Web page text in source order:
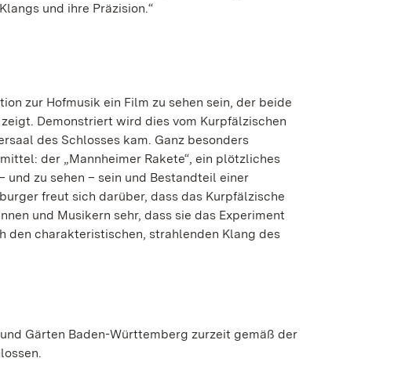
und ihre Präzision.“
zur Hofmusik ein Film zu sehen sein, der beide
Demonstriert wird dies vom Kurpfälzischen
des Schlosses kam. Ganz besonders
der „Mannheimer Rakete“, ein plötzliches
zu sehen – sein und Bestandteil einer
freut sich darüber, dass das Kurpfälzische
und Musikern sehr, dass sie das Experiment
den charakteristischen, strahlenden Klang des
Gärten Baden-Württemberg zurzeit gemäß der